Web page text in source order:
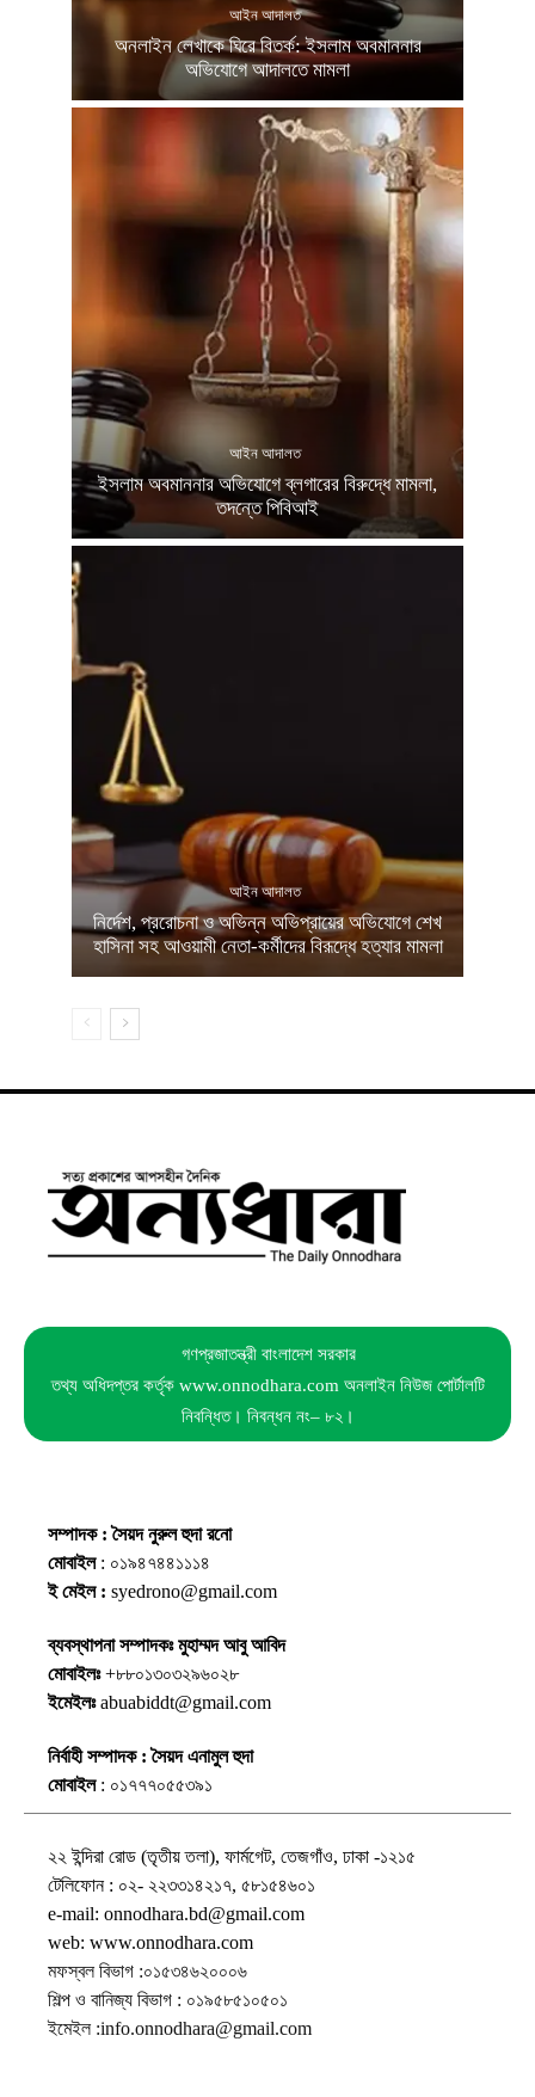
আইন আদালত
অনলাইন লেখাকে ঘিরে বিতর্ক: ইসলাম অবমাননার
অভিযোগে আদালতে মামলা
আইন আদালত
ইসলাম অবমাননার অভিযোগে ব্লগারের বিরুদ্ধে মামলা,
তদন্তে পিবিআই
আইন আদালত
নির্দেশ, প্ররোচনা ও অভিন্ন অভিপ্রায়ের অভিযোগে শেখ
হাসিনা সহ আওয়ামী নেতা-কর্মীদের বিরূদ্ধে হত্যার মামলা
গণপ্রজাতন্ত্রী বাংলাদেশ সরকার
তথ্য অধিদপ্তর কর্তৃক www.onnodhara.com অনলাইন নিউজ পোর্টালটি
নিবন্ধিত। নিবন্ধন নং– ৮২।
সম্পাদক : সৈয়দ নুরুল হুদা রনো
মোবাইল: ০১৯৪৭৪৪১১১৪
ই মেইল : syedrono@gmail.com
ব্যবস্থাপনা সম্পাদকঃ মুহাম্মদ আবু আবিদ
মোবাইলঃ+৮৮০১৩০৩২৯৬০২৮
ইমেইলঃabuabiddt@gmail.com
নির্বাহী সম্পাদক : সৈয়দ এনামুল হুদা
মোবাইল: ০১৭৭৭০৫৫৩৯১
২২ ইন্দিরা রোড (তৃতীয় তলা), ফার্মগেট, তেজগাঁও, ঢাকা -১২১৫
টেলিফোন : ০২- ২২৩৩১৪২১৭, ৫৮১৫৪৬০১
e-mail: onnodhara.bd@gmail.com
web: www.onnodhara.com
মফস্বল বিভাগ :০১৫৩৪৬২০০০৬
শিল্প ও বানিজ্য বিভাগ : ০১৯৫৮৫১০৫০১
ইমেইল :info.onnodhara@gmail.com